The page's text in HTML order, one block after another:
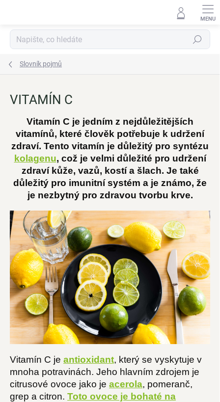
Hledat
Slovník pojmů
VITAMÍN C
Vitamín C je jedním z nejdůležitějších
vitamínů, které člověk potřebuje k udržení
zdraví. Tento vitamín je důležitý pro syntézu
kolagenu, což je velmi důležité pro udržení
zdraví kůže, vazů, kostí a šlach. Je také
důležitý pro imunitní systém a je známo, že
je nezbytný pro zdravou tvorbu krve.
Vitamín C je antioxidant, který se vyskytuje v
mnoha potravinách. Jeho hlavním zdrojem je
citrusové ovoce jako je acerola, pomeranč,
grep a citron. Toto ovoce je bohaté na